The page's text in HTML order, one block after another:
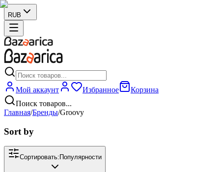
RUB
Мой аккаунт Избранное
Корзина
Поиск товаров...
Главная/Бренды/Groovy
Sort by
Сортировать: Популярности